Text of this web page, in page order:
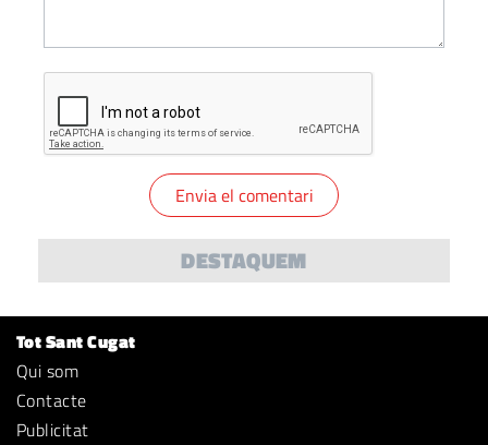
DESTAQUEM
Tot Sant Cugat
Qui som
Contacte
Publicitat